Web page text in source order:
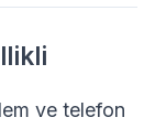
ve telefon